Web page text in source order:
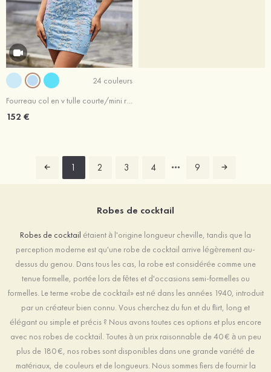
24 couleurs
Fourreau col en v tulle courte/mini robe de fête de la rentrée
152 €
1 2 3 4 9
Robes de cocktail
Robes de cocktail étaient à l'origine longueur cheville, tandis que la
perception moderne est qu'une robe de cocktail arrive légèrement au-
dessus du genou. Dans tous les cas, la robe est considérée comme une
tenue formelle, portée lors de fêtes et d'occasions semi-formelles ou
formelles. Le terme «robe de cocktail» est né dans les années 1940, introduit
par un créateur bien connu. Vous cherchez du fun et du flirt, long et
élégant ou simple et précis ? Nous avons toutes ces options et plus encore
avec nos robes de cocktail. Toutes à un prix raisonnable de 40 € à un peu
plus de 180 €, nos robes sont disponibles dans une grande variété de
matériaux, de couleurs et de longueurs. Nous sommes fiers de fournir la